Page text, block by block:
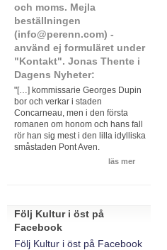
och moms. Mejla
beställningen
(info@perenn.com) -
använd ej formuläret under
"Kontakt". Jonas Thente i
Dagens Nyheter:
"[…] kommissarie Georges Dupin
bor och verkar i staden
Concarneau, men i den första
romanen om honom och hans fall
rör han sig mest i den lilla idylliska
småstaden Pont Aven.
läs mer
Följ Kultur i öst på
Facebook
Följ Kultur i öst på Facebook